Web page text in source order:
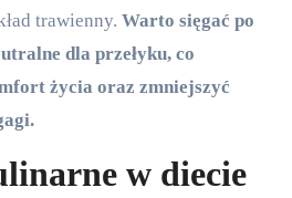
trawienny. Warto sięgać po
dla przełyku, co
życia oraz zmniejszyć
w diecie